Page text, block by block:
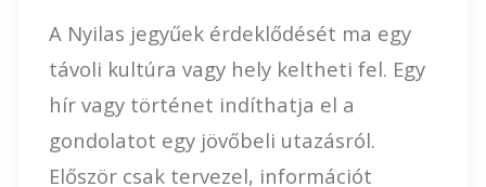
A Nyilas jegyűek érdeklődését ma egy
távoli kultúra vagy hely keltheti fel. Egy
hír vagy történet indíthatja el a
gondolatot egy jövőbeli utazásról.
Először csak tervezel, információt